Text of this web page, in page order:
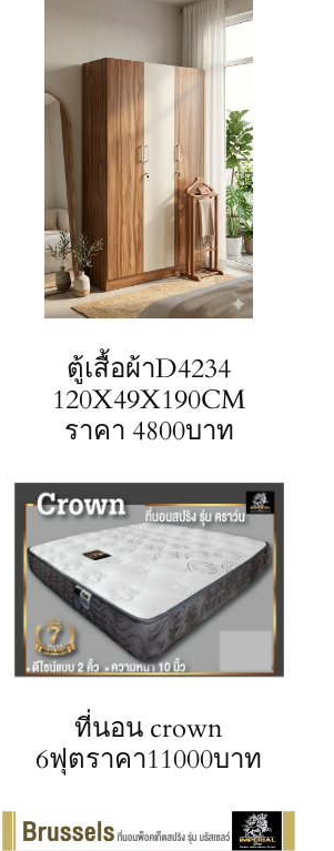
ตู้เสื้อผ้าD4234
120X49X190CM
ราคา 4800บาท
ที่นอน crown
6ฟุตราคา11000บาท